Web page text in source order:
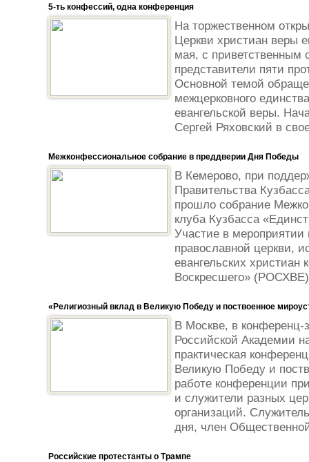
5-ть конфессий, одна конференция
На торжественном
Церкви христиан веры
мая, с приветственным
представители пяти
Основной темой
межцерковного
евангельской веры.
Сергей Ряховский в
Межконфессиональное собрание в преддверии Дня Победы
В Кемерово, при
Правительства
прошло собрание
клуба Кузбасса
Участие в мероприятии
православной церкви,
евангельских христиан
Воскресшего»
«Религиозный вклад в Великую Победу и поствоенное
В Москве, в конференц-
Российской Академии
практическая
Великую Победу и
работе конференции
и служители разных
организаций.
дня, член
Российские протестанты о Трампе